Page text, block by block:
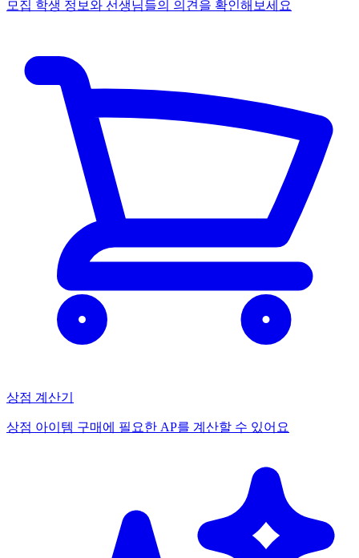
모집 학생 정보와 선생님들의 의견을 확인해보세요
상점 계산기
상점 아이템 구매에 필요한 AP를 계산할 수 있어요